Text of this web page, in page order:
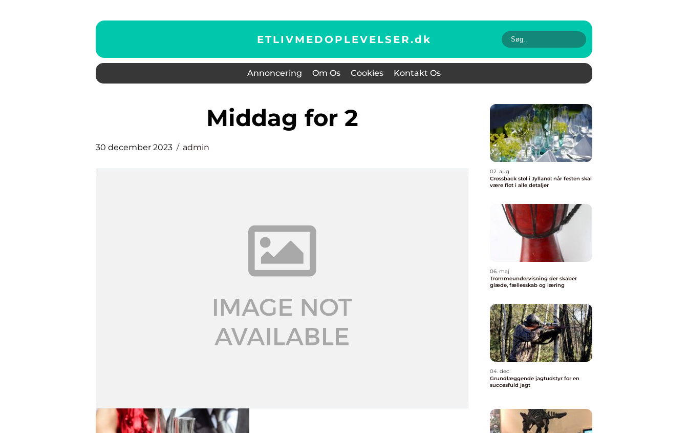
ETLIVMEDOPLEVELSER.dk
Annoncering Om Os Cookies Kontakt Os
middag for 2
30 december 2023 admin
02. aug
Crossback stol i Jylland: når festen skal
være flot i alle detaljer
06. maj
Trommeundervisning der skaber
glæde, fællesskab og læring
04. dec
Grundlæggende jagtudstyr for en
succesfuld jagt